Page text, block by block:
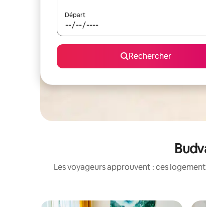
Départ
Rechercher
Les voyageurs approuvent : ces